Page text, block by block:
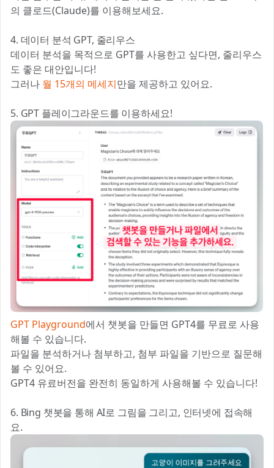
의 클로드(Claude)를 이용해보세요.
4. 데이터 분석 GPT, 줄리우스
데이터 분석을 목적으로 GPT를 사용한고 싶다면, 줄리우스
도 좋은 대안입니다!
그러나 월 15개의 메세지만을 제공하고 있어요.
5. GPT 플레이그라운드를 이용하세요!
GPT Playground에서 챗봇을 만들면 GPT4를 무료로 사용
해볼 수 있습니다.
파일을 분석하거나 첨부하고, 첨부 파일을 기반으로 질문해
볼 수 있어요.
GPT4 유료버전을 완전히 동일하게 사용해볼 수 있습니다!
6. Bing 챗봇을 통해 AI로 그림을 그리고, 인터넷에 접속해
요.